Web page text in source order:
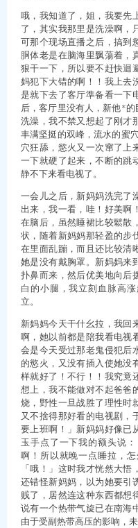
哦，我知道了，姐，我要先
了，其实我那里是洗澡啊，
可那个现场直播之后，搞到
胴体老是在脑海里飘蕩着，
狠干一下，所以要不赶快迴
妈犯下大错的啊！！我上去
是就下去了客厅準备看一下
后，客厅里没有人，新他*
洗澡，我不禁又想起了刚才
丰满坚挺的双峰，流水的蜜
穴狂舔，慾火又一次窜了上
一下就硬了起来，不断的跳
静不下来看电视了。
一会儿之后，新妈妈洗完了
出来，我一看，哇！好美啊
在脑后，虽然睡裙比较鬆散
状，随着新妈妈那轻盈的步
在里面乱蹦，而且还比较清
她是没有戴胸罩。新妈妈来
扑鼻而来，然后优美地向后
白的小腿，我立刻血脉高
立。
新妈妈今天干什幺拉，我回
啊，她以前都是陪我看电视
会是今天受过那老鬼侵犯后
的慾火，又没有插入使她没
样就好了！不行！！我究竟
想上，我不能做对不起爸爸
烧，野性一旦战胜了理性时
又不捨得那好看的电视剧，
要上班啊！」新妈妈好像已
玉手点了一下我的额头说
啊！所以就晚一点睡拉，
「哦！」这时我才恍然大
还错怪新妈妈，以为她要引
贱了，居然连这种东西都想
说有一个热带气旋已在南海
由于受副热带高压的影响，